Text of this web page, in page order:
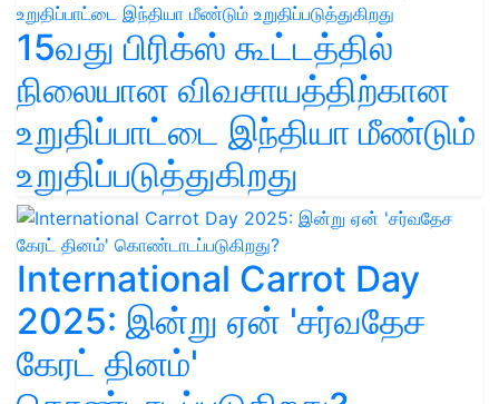
15வது பிரிக்ஸ் கூட்டத்தில்
நிலையான விவசாயத்திற்கான
உறுதிப்பாட்டை இந்தியா மீண்டும்
உறுதிப்படுத்துகிறது
International Carrot Day
2025: இன்று ஏன் 'சர்வதேச
கேரட் தினம்'